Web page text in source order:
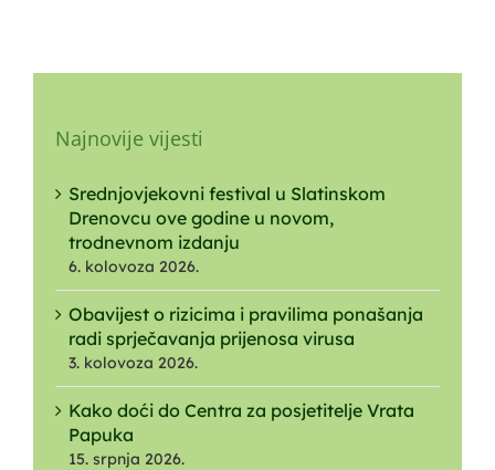
Najnovije vijesti
Srednjovjekovni festival u Slatinskom
Drenovcu ove godine u novom,
trodnevnom izdanju
6. kolovoza 2026.
Obavijest o rizicima i pravilima ponašanja
radi sprječavanja prijenosa virusa
3. kolovoza 2026.
Kako doći do Centra za posjetitelje Vrata
Papuka
15. srpnja 2026.